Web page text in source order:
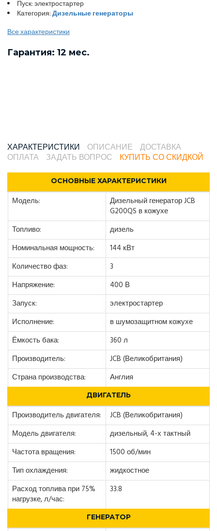
Пуск: электростартер
Категория:Дизельные генераторы
Все характеристики
Гарантия: 12 мес.
ХАРАКТЕРИСТИКИ ОПИСАНИЕ
ДОСТАВКА
ОПЛАТА
ЗАДАТЬ ВОПРОС КУПИТЬ СО СКИДКОЙ
ОСНОВНЫЕ ХАРАКТЕРИСТИКИ
Модель:
Дизельный генератор JCB
G200QS в кожухе
Топливо:
дизель
Номинальная мощность:
144 кВт
Количество фаз:
3
Напряжение:
400 В
Запуск:
электростартер
Исполнение:
в шумозащитном кожухе
Ёмкость бака:
360 л
Производитель:
JCB (Великобритания)
Страна производства:
Англия
ДВИГАТЕЛЬ
Производитель двигателя:
JCB (Великобритания)
Модель двигателя:
дизельный, 4-х тактный
Частота вращения:
1500 об/мин
Тип охлаждения:
жидкостное
Расход топлива при 75%
нагрузке, л/час:
33.8
ГЕНЕРАТОР